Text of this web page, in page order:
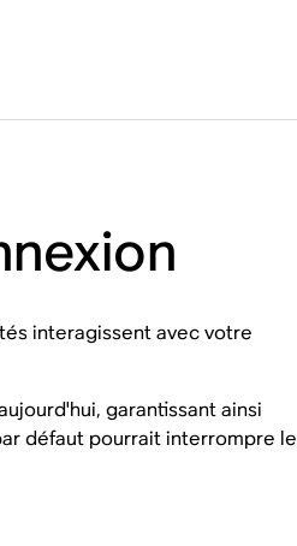
interagissent avec votre
garantissant ainsi
défaut pourrait interrompre le